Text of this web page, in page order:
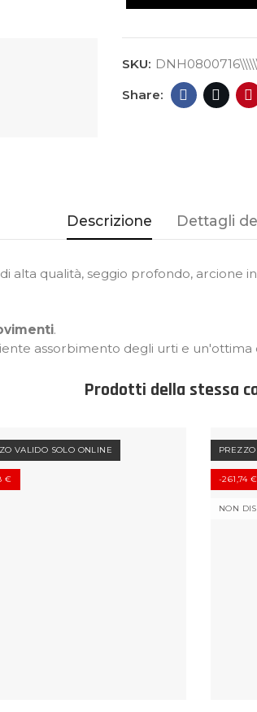
SKU:
Descrizione Dettagli
di alta qualità, seggio profondo, arcione
.
assorbimento degli urti e un'ottima
Prodotti della stessa
VALIDO SOLO ONLINE
€ -261,74 €
NON